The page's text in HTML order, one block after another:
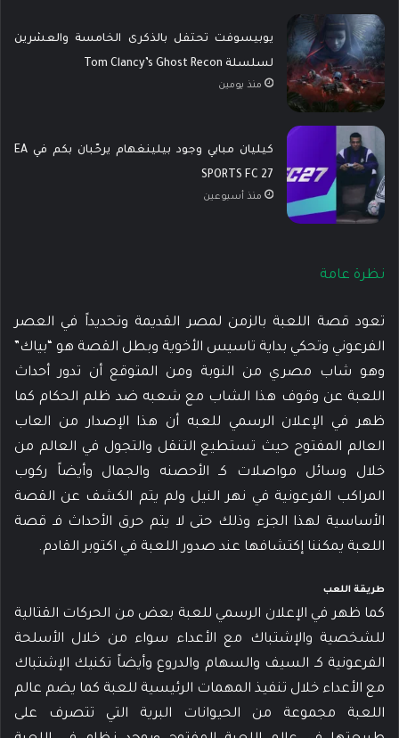
يوبيسوفت تحتفل بالذكرى الخامسة والعشرين
لسلسلة Tom Clancy’s Ghost Recon
منذ يومين
كيليان مبابي وجود بيلينغهام يرحّبان بكم في EA
SPORTS FC 27
منذ أسبوعين
نظرة عامة
تعود قصة اللعبة بالزمن لمصر القديمة وتحديداً في العصر
الفرعوني وتحكي بداية تاسيس الأخوية وبطل القصة هو “بياك”
وهو شاب مصري من النوبة ومن المتوقع أن تدور أحداث
اللعبة عن وقوف هذا الشاب مع شعبه ضد ظلم الحكام كما
ظهر في الإعلان الرسمي للعبه أن هذا الإصدار من العاب
العالم المفتوح حيث تستطيع التنقل والتجول في العالم من
خلال وسائل مواصلات كـ الأحصنه والجمال وأيضاً ركوب
المراكب الفرعونية في نهر النيل ولم يتم الكشف عن القصة
الأساسية لهذا الجزء وذلك حتى لا يتم حرق الأحداث فـ قصة
اللعبة يمكننا إكتشافها عند صدور اللعبة في اكتوبر القادم.
طريقة اللعب
كما ظهر في الإعلان الرسمي للعبة بعض من الحركات القتالية
للشخصية والإشتباك مع الأعداء سواء من خلال الأسلحة
الفرعونية كـ السيف والسهام والدروع وأيضاً تكنيك الإشتباك
مع الأعداء خلال تنفيذ المهمات الرئيسية للعبة كما يضم عالم
اللعبة مجموعة من الحيوانات البرية التي تتصرف على